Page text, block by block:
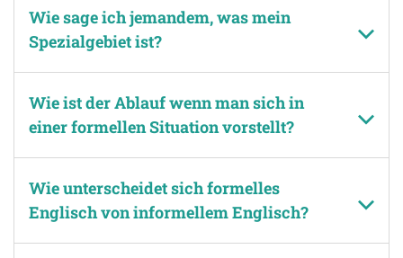
Wie sage ich jemandem, was mein
Spezialgebiet ist?
Wie ist der Ablauf wenn man sich in
einer formellen Situation vorstellt?
Wie unterscheidet sich formelles
Englisch von informellem Englisch?